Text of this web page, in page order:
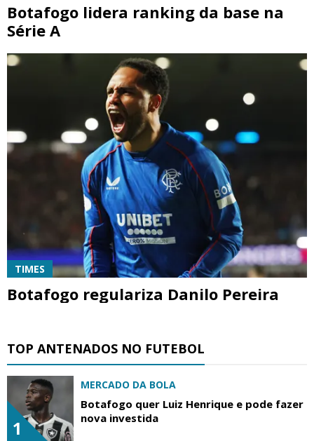
Botafogo lidera ranking da base na
Série A
TIMES
Botafogo regulariza Danilo Pereira
TOP ANTENADOS NO FUTEBOL
1
MERCADO DA BOLA
Botafogo quer Luiz Henrique e pode fazer
nova investida